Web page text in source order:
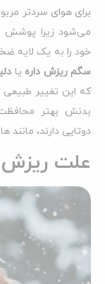
برای هوای سردتر
می‌شود زیرا پوشش
خود را به یک لایه
سگم ریزش داره یا
که این تغییر
بدنش بهتر
دوتایی دارند،
علت